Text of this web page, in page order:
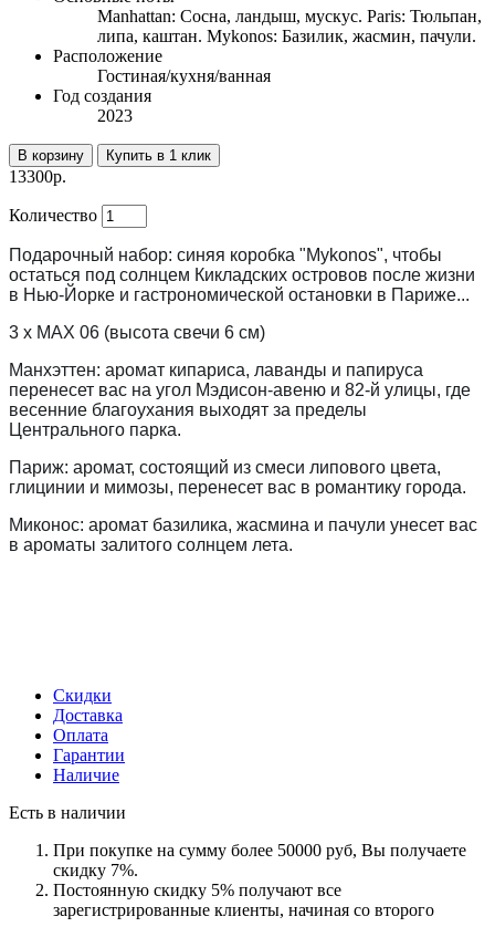
Manhattan: Сосна, ландыш, мускус. Paris: Тюльпан,
липа, каштан. Mykonos: Базилик, жасмин, пачули.
Расположение
Гостиная/кухня/ванная
Год создания
2023
В корзину Купить в 1 клик
13300р.
Количество
Подарочный набор: синяя коробка "Mykonos", чтобы
остаться под солнцем Кикладских островов после жизни
в Нью-Йорке и гастрономической остановки в Париже...
3 x MAX 06 (высота свечи 6 см)
Манхэттен: аромат кипариса, лаванды и папируса
перенесет вас на угол Мэдисон-авеню и 82-й улицы, где
весенние благоухания выходят за пределы
Центрального парка.
Париж: аромат, состоящий из смеси липового цвета,
глицинии и мимозы, перенесет вас в романтику города.
Миконос: аромат базилика, жасмина и пачули унесет вас
в ароматы залитого солнцем лета.
Скидки
Доставка
Оплата
Гарантии
Наличие
Есть в наличии
При покупке на сумму более 50000 руб, Вы получаете
скидку 7%.
Постоянную скидку 5% получают все
зарегистрированные клиенты, начиная со второго